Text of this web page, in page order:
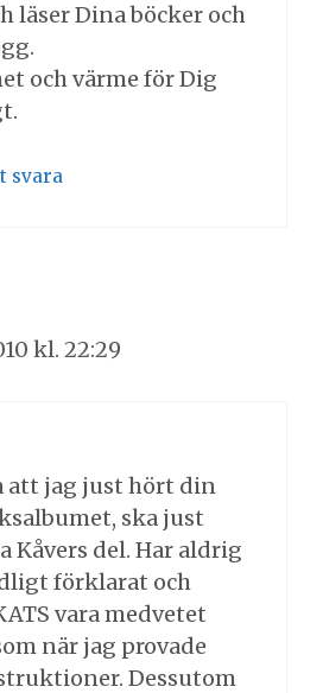
läser Dina böcker och
och värme för Dig
svara
kl. 22:29
att jag just hört din
ska just
Kåvers del. Har aldrig
förklarat och
vara medvetet
när jag provade
Dessutom